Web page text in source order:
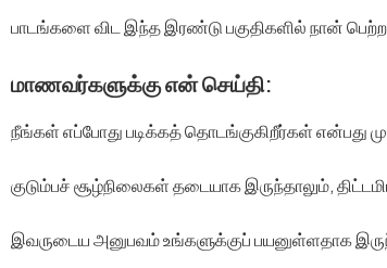
பாடங்களை விட இந்த இரண்டு பகுதிகளில் நான்
மாணவர்களுக்கு என் செய்தி:
நீங்கள் எப்போது படிக்கத் தொடங்குகிறீர்கள் என்பது
குடும்பச் சூழ்நிலைகள் தடையாக இருந்தாலும்,
இவருடைய அனுபவம் உங்களுக்குப் பயனுள்ளதாக